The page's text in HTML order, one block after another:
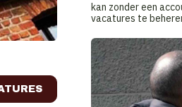
kan zonder een
vacatures te